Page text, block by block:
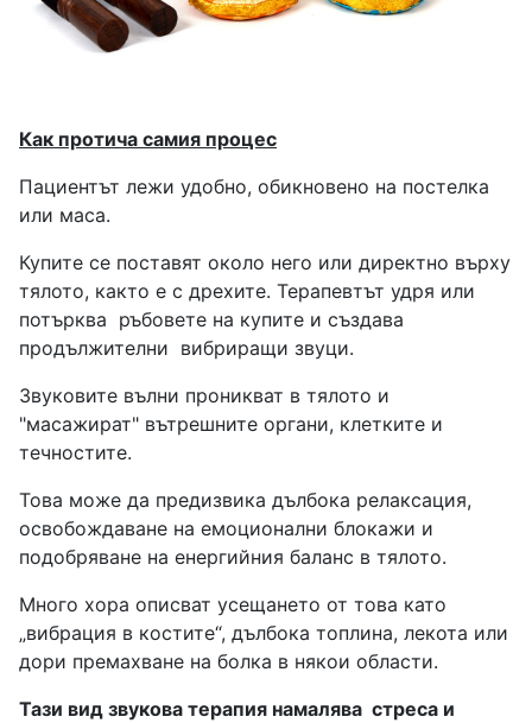
Как протича самия процес
Пациентът лежи удобно, обикновено на постелка
или маса.
Купите се поставят около него или директно върху
тялото, както е с дрехите. Терапевтът удря или
потърква ръбовете на купите и създава
продължителни вибриращи звуци.
Звуковите вълни проникват в тялото и
"масажират" вътрешните органи, клетките и
течностите.
Това може да предизвика дълбока релаксация,
освобождаване на емоционални блокажи и
подобряване на енергийния баланс в тялото.
Много хора описват усещането от това като
„вибрация в костите“, дълбока топлина, лекота или
дори премахване на болка в някои области.
Тази вид звукова терапия намалява стреса и